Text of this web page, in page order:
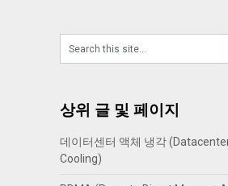
상위 글 및 페이지
데이터센터 액체 냉각
Cooling)